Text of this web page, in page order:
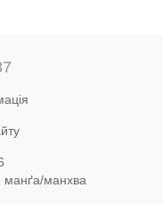
манґа/манхва